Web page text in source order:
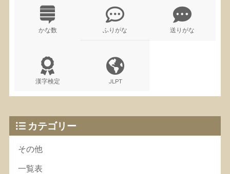
かな数 ふりがな 送りがな
漢字検定 JLPT
カテゴリー
その他
一覧表